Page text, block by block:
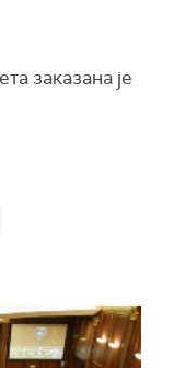
заказана је